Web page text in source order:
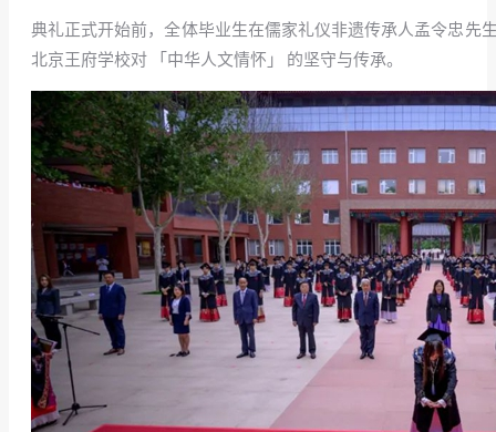
典礼正式开始前，全体毕业生在儒家礼仪非遗传承人孟令忠先
北京王府学校对 「中华人文情怀」 的坚守与传承。